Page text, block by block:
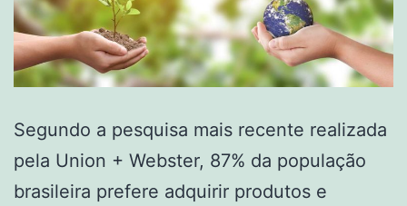
Segundo a pesquisa mais recente realizada
pela Union + Webster, 87% da população
brasileira prefere adquirir produtos e